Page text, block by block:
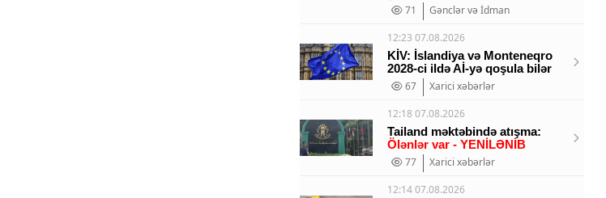
71
Gənclər və İdman
12:23 07.08.2026
KİV: İslandiya və Monteneqro
2028-ci ildə Aİ-yə qoşula bilər
67
Xarici xəbərlər
12:18 07.08.2026
Tailand məktəbində atışma:
Ölənlər var - YENİLƏNİB
77
Xarici xəbərlər
12:14 07.08.2026